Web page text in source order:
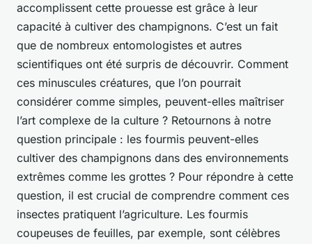
accomplissent cette prouesse est grâce à leur
capacité à cultiver des champignons. C’est un fait
que de nombreux entomologistes et autres
scientifiques ont été surpris de découvrir. Comment
ces minuscules créatures, que l’on pourrait
considérer comme simples, peuvent-elles maîtriser
l’art complexe de la culture ? Retournons à notre
question principale : les fourmis peuvent-elles
cultiver des champignons dans des environnements
extrêmes comme les grottes ? Pour répondre à cette
question, il est crucial de comprendre comment ces
insectes pratiquent l’agriculture. Les fourmis
coupeuses de feuilles, par exemple, sont célèbres